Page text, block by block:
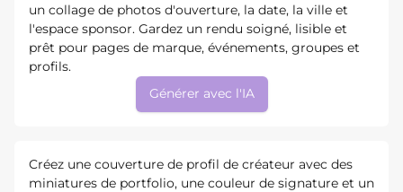
un collage de photos d'ouverture, la date, la ville et
l'espace sponsor. Gardez un rendu soigné, lisible et
prêt pour pages de marque, événements, groupes et
profils.
Générer avec l'IA
Créez une couverture de profil de créateur avec des
miniatures de portfolio, une couleur de signature et un